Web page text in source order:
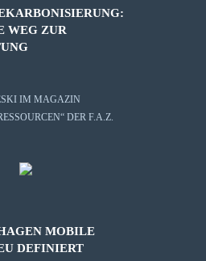
WEG ZUR
IM MAGAZIN
DER F.A.Z.
MOBILE
DEFINIERT